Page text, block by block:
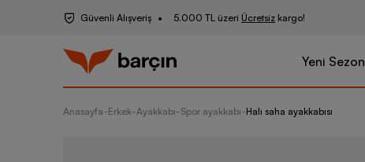
Güvenli Alışveriş 5.000 TL üzeri Ücretsiz kargo!
Yeni Sezon
Anasayfa-Erkek-Ayakkabı-Spor ayakkabı-Halı saha ayakkabısı